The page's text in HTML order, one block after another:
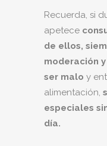
Recuerda, si
apetece
de ellos,
moderación
ser malo y
alimentación,
especiales
día.